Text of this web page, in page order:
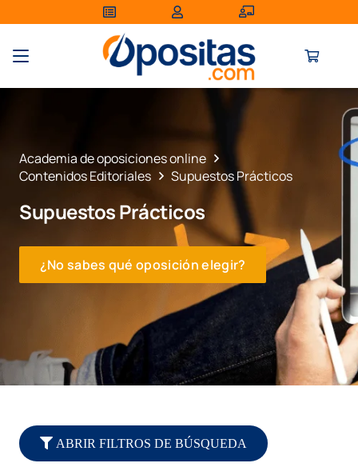
Academia de oposiciones online
Contenidos Editoriales
Supuestos Prácticos
Supuestos Prácticos
¿No sabes qué oposición elegir?
ABRIR FILTROS DE BÚSQUEDA